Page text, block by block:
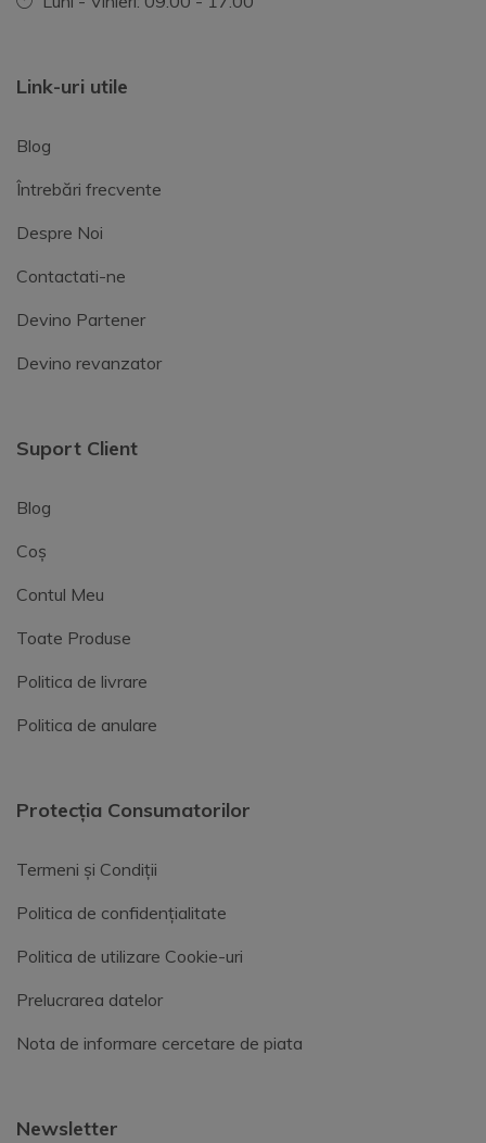
Link-uri utile
Blog
Întrebări frecvente
Despre Noi
Contactati-ne
Devino Partener
Devino revanzator
Suport Client
Blog
Coș
Contul Meu
Toate Produse
Politica de livrare
Politica de anulare
Protecția Consumatorilor
Termeni și Condiții
Politica de confidențialitate
Politica de utilizare Cookie-uri
Prelucrarea datelor
Nota de informare cercetare de piata
Newsletter